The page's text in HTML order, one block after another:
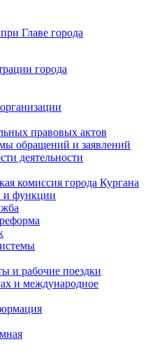
Главе города
города
правовых актов
обращений и заявлений
деятельности
комиссия города Кургана
и функции
и рабочие поездки
и международное